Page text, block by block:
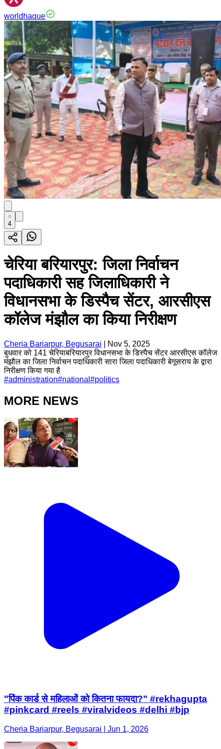
worldhaque
4
चेरिया बरियारपुर: जिला निर्वाचन
पदाधिकारी सह जिलाधिकारी ने
विधानसभा के डिस्पैच सेंटर, आरसीएस
कॉलेज मंझौल का किया निरीक्षण
Cheria Bariarpur, Begusarai
Nov 5, 2025
बुधवार को 141 चेरियाबरियारपुर विधानसभा के डिस्पैच सेंटर आरसीएस कॉलेज
मंझौल का जिला निर्वाचन पदाधिकारी सारा जिला पदाधिकारी बेगूसराय के द्वारा
निरीक्षण किया गया है
#administration#national #politics
MORE NEWS
"पिंक कार्ड से महिलाओं को कितना फायदा?" #rekhagupta
#pinkcard #reels #viralvideos #delhi #bjp
Cheria Bariarpur, Begusarai | Jun 1, 2026